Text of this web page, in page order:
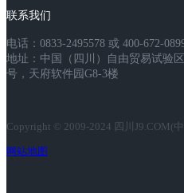
联系我们
电话：0833-2495578 或 400-672-
地址：中国（四川）自由贸易试验
号，天府软件园G8-3楼
Copyright © 2009-2024 四川J9.COM(
网站地图